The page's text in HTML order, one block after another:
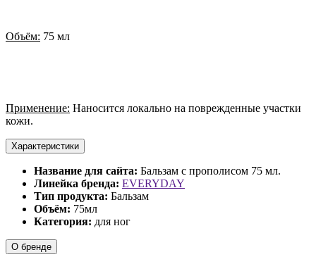
Объём: 75 мл
Применение: Наносится локально на поврежденные участки
кожи.
Характеристики
Название для сайта: Бальзам с прополисом 75 мл.
Линейка бренда: EVERYDAY
Тип продукта: Бальзам
Объём: 75мл
Категория: для ног
О бренде